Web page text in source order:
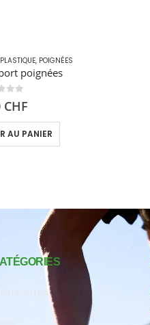
, POIGNÉES
poignées
CHF
AU PANIER